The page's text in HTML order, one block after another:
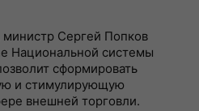
Сергей Попков
Национальной системы
сформировать
и стимулирующую
внешней торговли.